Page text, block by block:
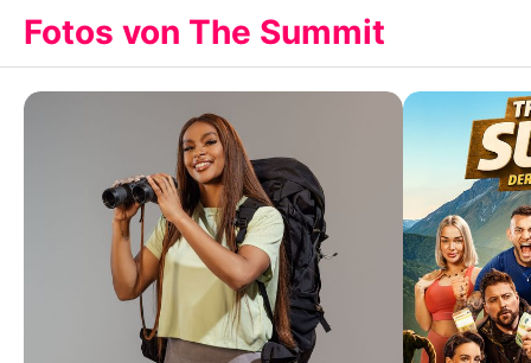
Datenschutzerklärung
Nutzungsbedingungen
Utiq verwalten
Fotos von The Summit